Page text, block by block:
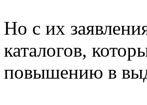
Но с их
каталогов,
повышению в